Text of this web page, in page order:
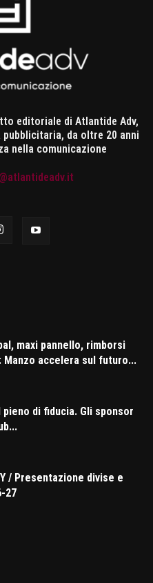
editoriale di Atlantide Adv,
da oltre 20 anni
nella comunicazione
maxi pannello, rimborsi
Manzo accelera sul futuro...
pieno di fiducia. Gli sponsor
/ Presentazione divise e
27